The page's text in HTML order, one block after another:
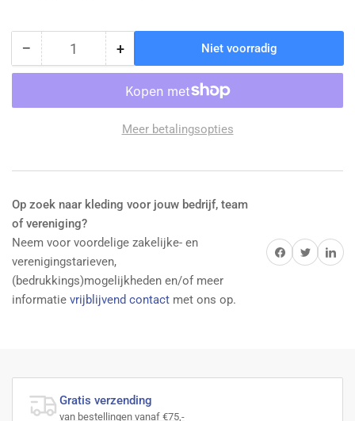
− Hoeveelheid
voor
Ls
verlagen
Hoeveelheid +Hoeveelheid
voor
Striker
Ls
T-
Shirt
verhogen
Niet voorradig
Meer betalingsopties
Op zoek naar kleding voor jouw bedrijf, team
of vereniging?
Neem voor voordelige zakelijke- en
verenigingstarieven,
(bedrukkings)mogelijkheden en/of meer
informatie vrijblijvend contact met ons op.
Delen op Facebook
TwitterDelen
Gratis verzending
van bestellingen vanaf €75,-